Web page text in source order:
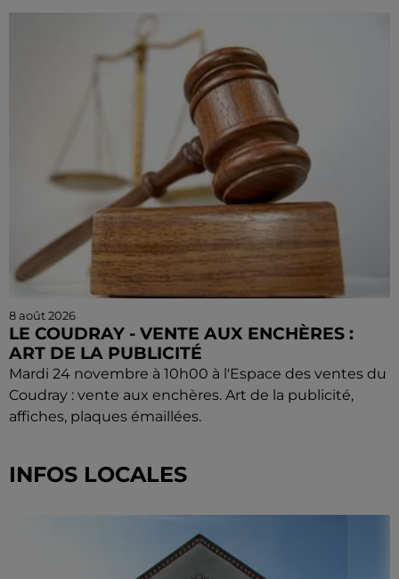
8 août 2026
LE COUDRAY - VENTE AUX ENCHÈRES :
ART DE LA PUBLICITÉ
Mardi 24 novembre à 10h00 à l'Espace des ventes du
Coudray : vente aux enchères. Art de la publicité,
affiches, plaques émaillées.
INFOS LOCALES